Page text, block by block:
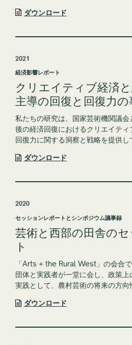
ダウンロード
2021
経済影響レポート
クリエイティブ経済
主導の回復と回復力の
私たちの研究は、国家芸術機関議
後の経済回復におけるクリエイティ
回復力に関する洞察と戦略を提供し
ダウンロード
2020
セッションレポートとシンポジウム議事録
芸術と西部の田舎の
ト
「Arts + the Rural West」の会合
団体と実践者が一堂に会し、政策
実践として、農村芸術の将来の方向
ダウンロード